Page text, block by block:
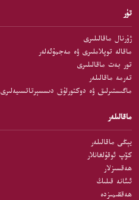
تۈر
ژۇرنال ماقالىلىرى
ماقالە توپلاملىرى ۋە مەجمۇئەلەر
تور بەت ماقالىلىرى
تەرمە ماقالىلەر
ماگىستىرلىق ۋە دوكتورلۇق دىسسېرتاتسىيەلىرى
ماقالىلەر
يېڭى ماقالىلەر
كۆپ ئوقۇلغانلار
ھەقسىزلار
ئىئانە قىلىڭ
ھەققىمىزدە